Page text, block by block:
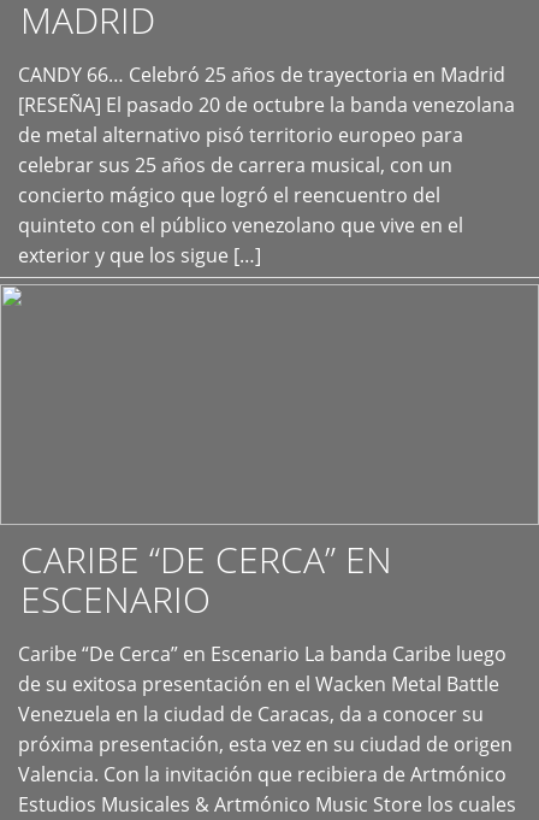
MADRID
CANDY 66… Celebró 25 años de trayectoria en Madrid
[RESEÑA] El pasado 20 de octubre la banda venezolana
de metal alternativo pisó territorio europeo para
celebrar sus 25 años de carrera musical, con un
concierto mágico que logró el reencuentro del
quinteto con el público venezolano que vive en el
exterior y que los sigue […]
+
CARIBE “DE CERCA” EN
ESCENARIO
Caribe “De Cerca” en Escenario La banda Caribe luego
de su exitosa presentación en el Wacken Metal Battle
Venezuela en la ciudad de Caracas, da a conocer su
próxima presentación, esta vez en su ciudad de origen
Valencia. Con la invitación que recibiera de Artmónico
Estudios Musicales & Artmónico Music Store los cuales
+